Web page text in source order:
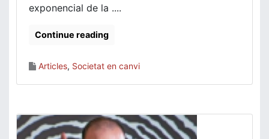
exponencial de la ....
Continue reading
Articles, Societat en canvi